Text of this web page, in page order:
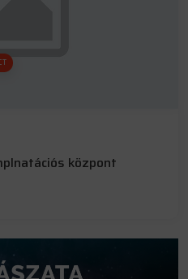
központ